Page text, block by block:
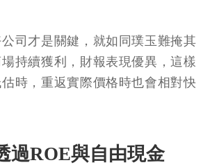
司才是關鍵，就如同璞玉難掩其
持續獲利，財報表現優異，這樣
時，重返實際價格時也會相對快
過ROE與自由現金